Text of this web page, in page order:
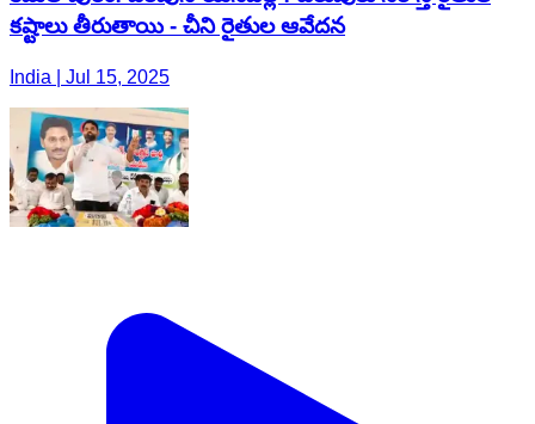
కష్టాలు తీరుతాయి - చీని రైతుల ఆవేదన
India | Jul 15, 2025